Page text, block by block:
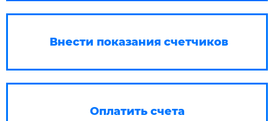
Внести показания счетчиков
Оплатить счета